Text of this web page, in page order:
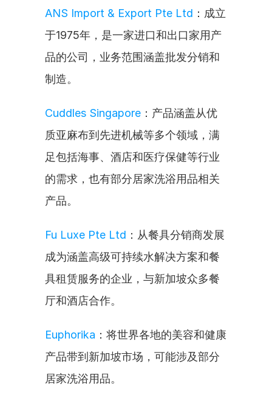
ANS Import & Export Pte Ltd ：成立
于1975年，是一家进口和出口家用产
品的公司，业务范围涵盖批发分销和
制造。
Cuddles Singapore ：产品涵盖从优
质亚麻布到先进机械等多个领域，满
足包括海事、酒店和医疗保健等行业
的需求，也有部分居家洗浴用品相关
产品。
Fu Luxe Pte Ltd ：从餐具分销商发展
成为涵盖高级可持续水解决方案和餐
具租赁服务的企业，与新加坡众多餐
厅和酒店合作。
Euphorika ：将世界各地的美容和健康
产品带到新加坡市场，可能涉及部分
居家洗浴用品。